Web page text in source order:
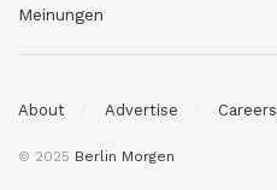
Meinungen
About Advertise Careers
© 2025 Berlin Morgen